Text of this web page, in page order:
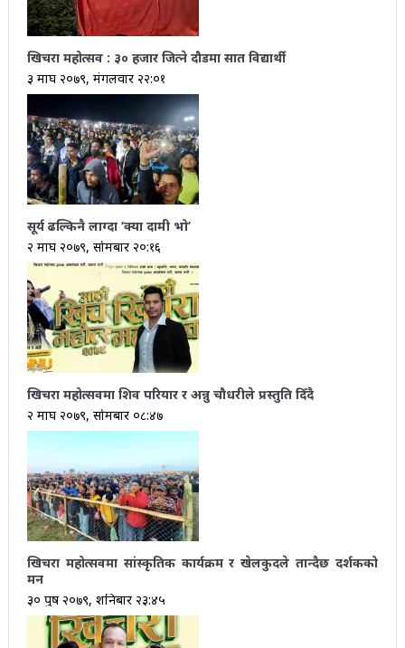
खिचरा महोत्सव : ३० हजार जित्ने दौडमा सात विद्यार्थी
३ माघ २०७९, मंगलवार २२:०१
सूर्य ढल्किनै लाग्दा ‘क्या दामी भो’
२ माघ २०७९, सोमबार २०:१६
खिचरा महोत्सवमा शिव परियार र अन्नु चौधरीले प्रस्तुति दिँदै
२ माघ २०७९, सोमबार ०८:४७
खिचरा महोत्सवमा सांस्कृतिक कार्यक्रम र खेलकुदले तान्दैछ दर्शकको
मन
३० पुष २०७९, शनिबार २३:४५